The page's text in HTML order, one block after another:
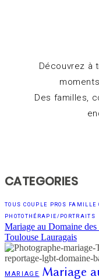
Découvrez à
Des familles,
CATEGORIES
TOUS COUPLE PROS FAMILLE
PHOTOTHÉRAPIE/PORTRAITS
Mariage au Domaine
Toulouse Lauragais
MARIAGE Mariage